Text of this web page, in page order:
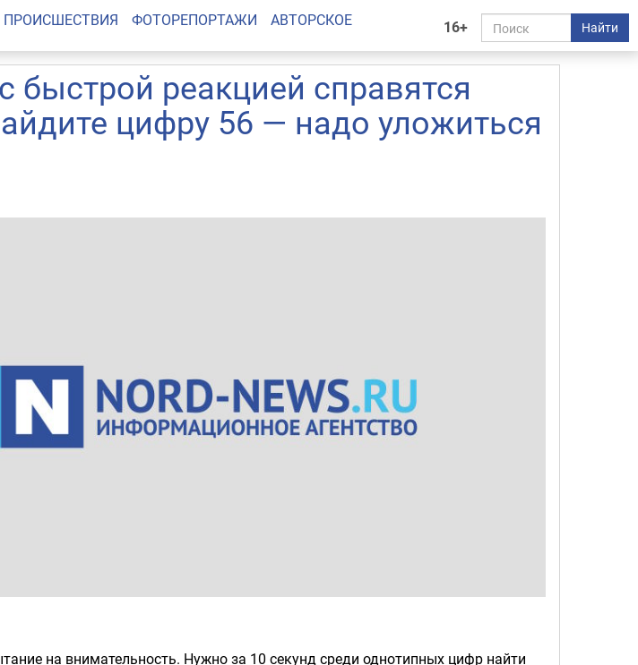
16+ Найти
ПРОИСШЕСТВИЯ ФОТОРЕПОРТАЖИ АВТОРСКОЕ
быстрой реакцией справятся
цифру 56 — надо уложиться
на внимательность. Нужно за 10 секунд среди однотипных цифр найти